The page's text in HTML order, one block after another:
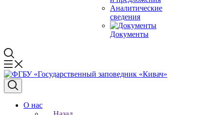
Аналитические
сведения
Документы
О нас